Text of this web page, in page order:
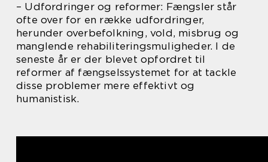
– Udfordringer og reformer: Fængsler står
ofte over for en række udfordringer,
herunder overbefolkning, vold, misbrug og
manglende rehabiliteringsmuligheder. I de
seneste år er der blevet opfordret til
reformer af fængselssystemet for at tackle
disse problemer mere effektivt og
humanistisk.